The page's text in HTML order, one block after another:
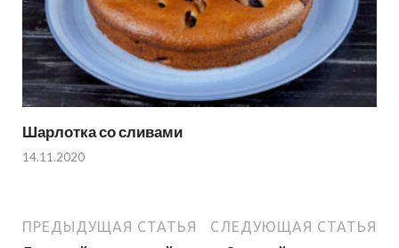
Шарлотка со сливами
14.11.2020
ПРЕДЫДУЩАЯ СТАТЬЯ СЛЕДУЮЩАЯ СТАТЬЯ